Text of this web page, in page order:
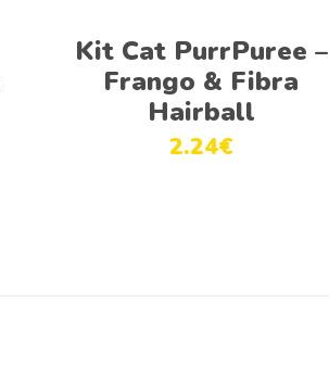
Ver opções
Kit Cat PurrPuree –
Frango & Fibra
Hairball
2.24€